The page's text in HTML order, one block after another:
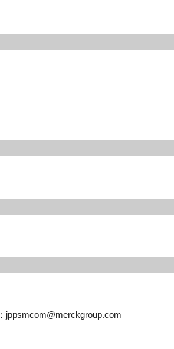
jppsmcom@merckgroup.com